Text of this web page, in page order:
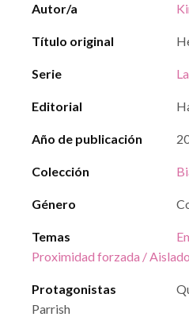
Autor/a
Título original
Serie
Editorial
Año de publicación
Colección
Género
Temas
Proximidad forzada /
Protagonistas
Parrish